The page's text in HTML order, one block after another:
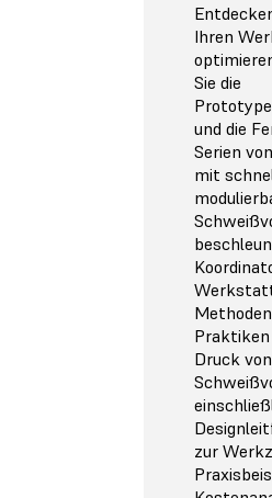
Ihren
Sie die
und die
Serien
mit
Druck von
zur